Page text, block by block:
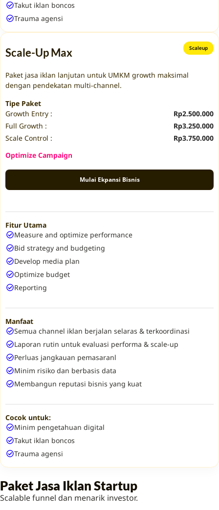
Takut iklan boncos
Trauma agensi
Scale-Up Max Scaleup
Paket jasa iklan lanjutan untuk UMKM growth maksimal
dengan pendekatan multi-channel.
Tipe Paket
Growth Entry :
Rp2.500.000
Full Growth :
Rp3.250.000
Scale Control :
Rp3.750.000
Optimize Campaign
Mulai Ekpansi Bisnis
Fitur Utama
Measure and optimize performance
Bid strategy and budgeting
Develop media plan
Optimize budget
Reporting
Manfaat
Semua channel iklan berjalan selaras & terkoordinasi
Laporan rutin untuk evaluasi performa & scale-up
Perluas jangkauan pemasaranl
Minim risiko dan berbasis data
Membangun reputasi bisnis yang kuat
Cocok untuk:
Minim pengetahuan digital
Takut iklan boncos
Trauma agensi
Paket Jasa Iklan Startup
Scalable funnel dan menarik investor.